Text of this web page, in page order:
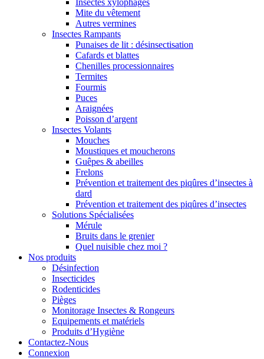
Insectes xylophages
Mite du vêtement
Autres vermines
Insectes Rampants
Punaises de lit : désinsectisation
Cafards et blattes
Chenilles processionnaires
Termites
Fourmis
Puces
Araignées
Poisson d’argent
Insectes Volants
Mouches
Moustiques et moucherons
Guêpes & abeilles
Frelons
Prévention et traitement des piqûres d’insectes à
dard
Prévention et traitement des piqûres d’insectes
Solutions Spécialisées
Mérule
Bruits dans le grenier
Quel nuisible chez moi ?
Nos produits
Désinfection
Insecticides
Rodenticides
Pièges
Monitorage Insectes & Rongeurs
Equipements et matériels
Produits d’Hygiène
Contactez-Nous
Connexion